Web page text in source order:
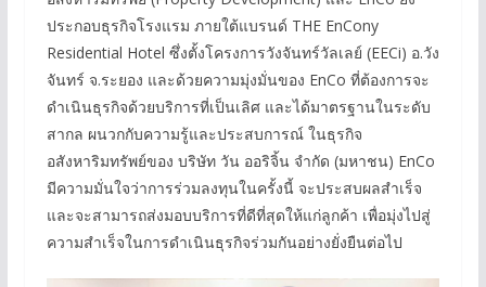
ประกอบธุรกิจโรงแรม ภายใต้แบรนด์ THE EnCony
Residential Hotel ซึ่งตั้งโครงการวังจันทร์วัลเลย์ (EECi) อ.วัง
จันทร์ จ.ระยอง และด้วยความมุ่งมั่นของ EnCo ที่ต้องการจะ
ดำเนินธุรกิจด้วยบริการที่เป็นเลิศ และได้มาตรฐานในระดับ
สากล ผนวกกับความรู้และประสบการณ์ ในธุรกิจ
อสังหาริมทรัพย์ของ บริษัท วัน ออริจิ้น จำกัด (มหาชน) EnCo
มีความมั่นใจว่าการร่วมลงทุนในครั้งนี้ จะประสบผลสำเร็จ
และจะสามารถส่งมอบบริการที่ดีที่สุดให้แก่ลูกค้า เพื่อมุ่งไปสู่
ความสำเร็จในการดำเนินธุรกิจร่วมกันอย่างยั่งยืนต่อไป